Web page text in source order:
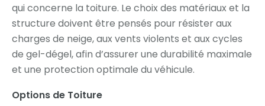
qui concerne la toiture. Le choix des matériaux et la
structure doivent être pensés pour résister aux
charges de neige, aux vents violents et aux cycles
de gel-dégel, afin d’assurer une durabilité maximale
et une protection optimale du véhicule.
Options de Toiture